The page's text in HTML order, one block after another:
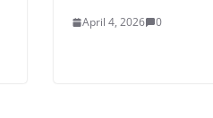
April 4, 2026 0